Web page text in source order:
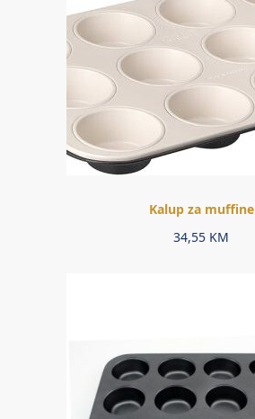
Kalup za muffine
34,55 KM